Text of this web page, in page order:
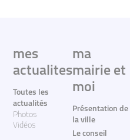
mes
actualites
Toutes les
actualités
Photos
Vidéos
ma
mairie et
moi
Présentation de
la ville
Le conseil